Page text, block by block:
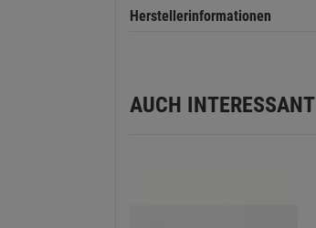
Herstellerinformationen
AUCH INTERESSANT